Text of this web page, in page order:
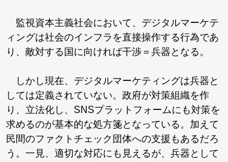
監視資本主義社会において、デジタルマーケテ
ィングは社会のインフラを直接操作する行為であ
り、敵対する国に向ければ干渉＝兵器となる。
しかし現在、デジタルマーケティングは兵器と
しては定義されていない。政府が対策組織を作
り、立法化し、SNSプラットフォームにも対策を
求めるのが基本的な処方箋となっている。加えて
民間のファクトチェック団体への支援もあるだろ
う。一見、適切な対応にも見えるが、兵器として